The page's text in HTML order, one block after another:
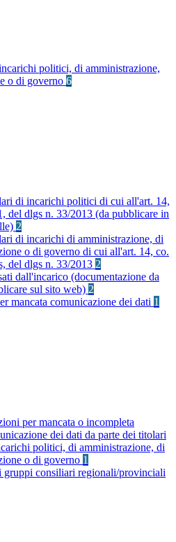
politici, di amministrazione,
o di governo 6
di incarichi politici di cui all'art. 14,
del dlgs n. 33/2013 (da pubblicare in
2
di incarichi di amministrazione, di
o di governo di cui all'art. 14, co.
del dlgs n. 33/2013 2
dall'incarico (documentazione da
sul sito web) 2
mancata comunicazione dei dati 1
per mancata o incompleta
dei dati da parte dei titolari
politici, di amministrazione, di
o di governo 1
gruppi consiliari regionali/provinciali